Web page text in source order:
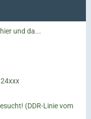
und da...
(DDR-Linie vom